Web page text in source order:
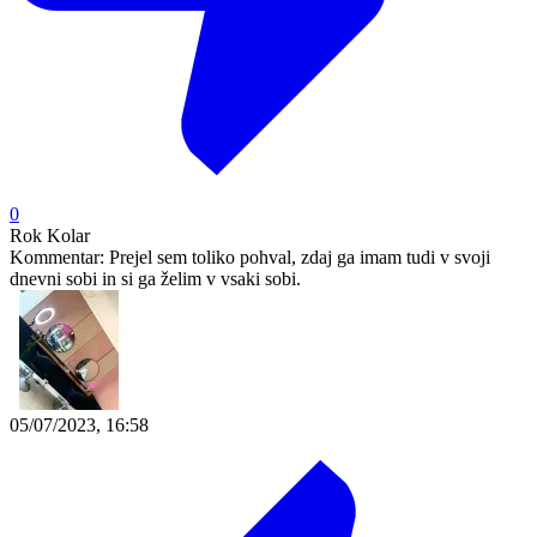
0
Rok Kolar
Kommentar: Prejel sem toliko pohval, zdaj ga imam tudi v svoji
dnevni sobi in si ga želim v vsaki sobi.
05/07/2023, 16:58